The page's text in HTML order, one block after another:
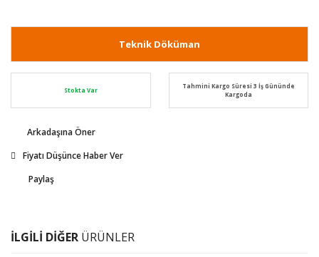
Teknik Döküman
Stokta Var
Tahmini Kargo Süresi 3 İş Gününde
Kargoda
Arkadaşına Öner
Fiyatı Düşünce Haber Ver
Paylaş
İLGİLİ DİĞER ÜRÜNLER